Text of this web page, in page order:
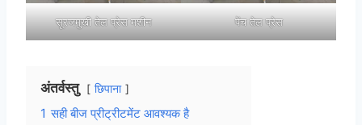
सूरजमुखी तेल प्रेस मशीन पेंच तेल प्रेस
अंतर्वस्तु छिपाना
1 सही बीज प्रीट्रीटमेंट आवश्यक है